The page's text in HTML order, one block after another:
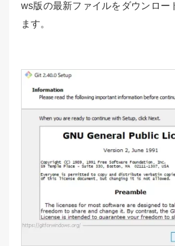
ws版の最新ファイルをダウンロー
ます。